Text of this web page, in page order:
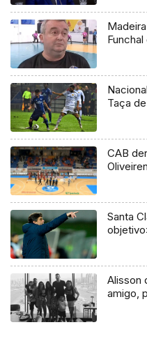
Taça
CAB
Santa
Alisson
amigo,